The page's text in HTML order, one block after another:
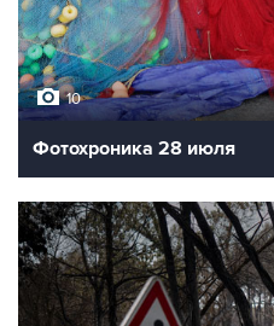
10
Фотохроника 28 июля